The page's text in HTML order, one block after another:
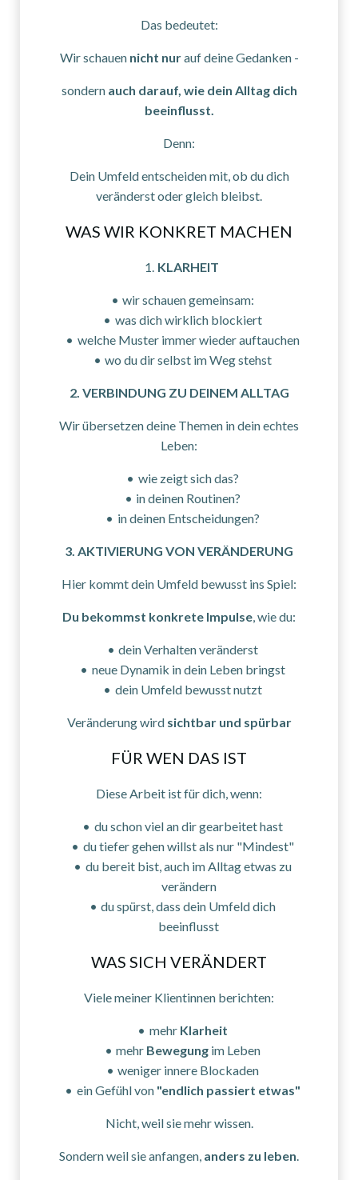
Das bedeutet:
Wir schauen nicht nurauf deine Gedanken -
sondern auch darauf, wie dein Alltag dich
beeinflusst.
Denn:
Dein Umfeld entscheiden mit, ob du dich
veränderst oder gleich bleibst.
WAS WIR KONKRET MACHEN
KLARHEIT
wir schauen gemeinsam:
was dich wirklich blockiert
welche Muster immer wieder auftauchen
wo du dir selbst im Weg stehst
2. VERBINDUNG ZU DEINEM ALLTAG
Wir übersetzen deine Themen in dein echtes
Leben:
wie zeigt sich das?
in deinen Routinen?
in deinen Entscheidungen?
3. AKTIVIERUNG VON VERÄNDERUNG
Hier kommt dein Umfeld bewusst ins Spiel:
Du bekommst konkrete Impulse , wie du:
dein Verhalten veränderst
neue Dynamik in dein Leben bringst
dein Umfeld bewusst nutzt
Veränderung wird sichtbar und spürbar
FÜR WEN DAS IST
Diese Arbeit ist für dich, wenn:
du schon viel an dir gearbeitet hast
du tiefer gehen willst als nur "Mindest"
du bereit bist, auch im Alltag etwas zu
verändern
du spürst, dass dein Umfeld dich
beeinflusst
WAS SICH VERÄNDERT
Viele meiner Klientinnen berichten:
mehr Klarheit
mehr Bewegung im Leben
weniger innere Blockaden
ein Gefühl von "endlich passiert etwas"
Nicht, weil sie mehr wissen.
Sondern weil sie anfangen, anders zu leben